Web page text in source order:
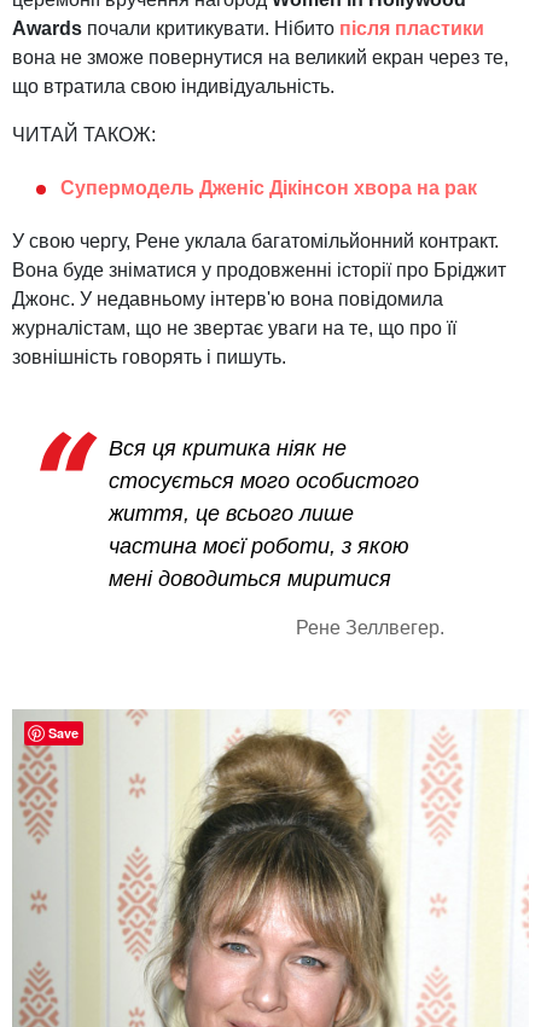
Awards почали критикувати. Нібито після пластики
вона не зможе повернутися на великий екран через те,
що втратила свою індивідуальність.
ЧИТАЙ ТАКОЖ:
Супермодель Дженіс Дікінсон хвора на рак
У свою чергу, Рене уклала багатомільйонний контракт.
Вона буде зніматися у продовженні історії про Бріджит
Джонс. У недавньому інтерв'ю вона повідомила
журналістам, що не звертає уваги на те, що про її
зовнішність говорять і пишуть.
Вся ця критика ніяк не
стосується мого особистого
життя, це всього лише
частина моєї роботи, з якою
мені доводиться миритися
Рене Зеллвегер.
Save